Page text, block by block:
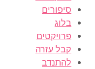
סיפורים
בלוג
פרויקטים
קבל עזרה
להתנדב